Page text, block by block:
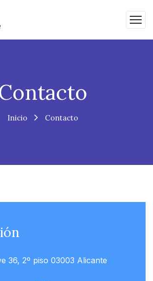
Inicio Contacto
36, 2º piso 03003 Alicante